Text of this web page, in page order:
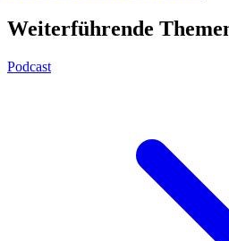
Weiterführende
Podcast